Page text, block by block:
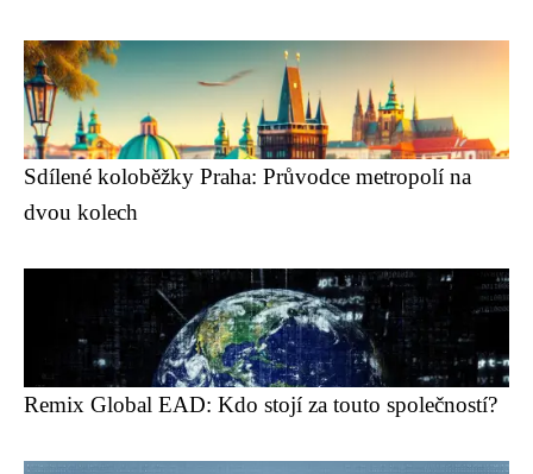
Sdílené koloběžky Praha: Průvodce metropolí na
dvou kolech
Remix Global EAD: Kdo stojí za touto společností?